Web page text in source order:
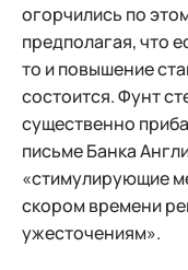
огорчились по
предполагая, что
то и повышение
состоится. Фунт
существенно
письме Банка
«стимулирующие
скором времени
ужесточениям».